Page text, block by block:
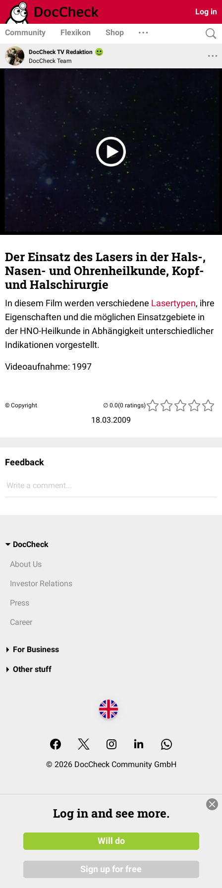
Log in
Community Flexikon Shop
DocCheck TV Redaktion
DocCheck Team
Der Einsatz des Lasers in der Hals-,
Nasen- und Ohrenheilkunde, Kopf-
und Halschirurgie
In diesem Film werden verschiedene Lasertypen, ihre
Eigenschaften und die möglichen Einsatzgebiete in
der HNO-Heilkunde in Abhängigkeit unterschiedlicher
Indikationen vorgestellt.
Videoaufnahme: 1997
© Copyright
18.03.2009
(0 ratings)
Feedback
Write a comment...
DocCheck
About Us
Investor Relations
Press
Career
For Business
Other stuff
© 2026 DocCheck Community GmbH
Log in and see more.
Will do
Sign up for free